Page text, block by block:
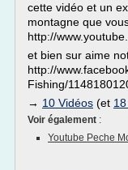
cette vidéo et un
montagne que
http://
et bien sur aime
http://
Fishing/
→ 10 Vidéos (et
Voir également :
Youtube Peche